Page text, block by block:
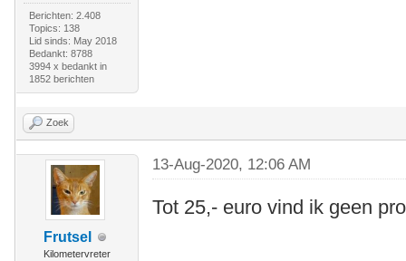
Berichten: 2.408
Topics: 138
Lid sinds: May 2018
Bedankt: 8788
3994 x bedankt in
1852 berichten
Zoek
Frutsel
Kilometervreter
13-Aug-2020, 12:06 AM
Tot 25,- euro vind ik geen